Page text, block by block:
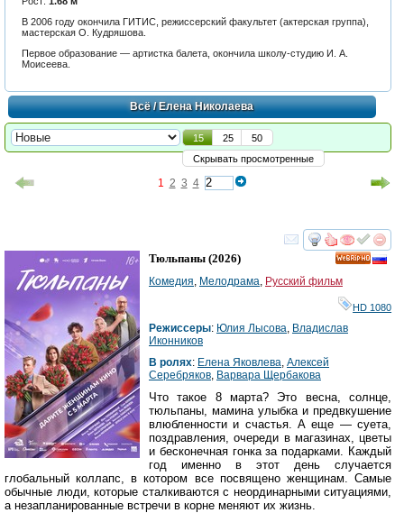
В 2006 году окончила ГИТИС, режиссерский факультет (актерская группа),
мастерская О. Кудряшова.
Первое образование — артистка балета, окончила школу-студию И. А.
Моисеева.
Всё/ Елена Николаева
15 25
50
Скрывать просмотренные
1 2 3 4
смотреть
Тюльпаны (2026)
Комедия Мелодрама Русский фильм
HD 1080
Режиссеры: Юлия Лысова Владислав
Иконников
В ролях: Елена Яковлева Алексей
Серебряков Варвара Щербакова
Что такое 8 марта? Это весна, солнце,
тюльпаны, мамина улыбка и предвкушение
влюбленности и счастья. А еще — суета,
поздравления, очереди в магазинах, цветы
и бесконечная гонка за подарками. Каждый
год именно в этот день случается
глобальный коллапс, в котором все посвящено женщинам. Самые
обычные люди, которые сталкиваются с неординарными ситуациями,
а незапланированные встречи в корне меняют их жизнь.